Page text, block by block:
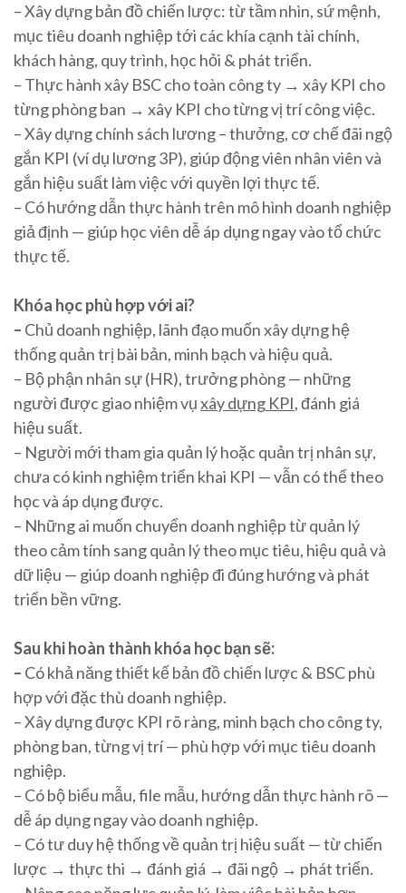
– Xây dựng bản đồ chiến lược: từ tầm nhìn, sứ mệnh,
mục tiêu doanh nghiệp tới các khía cạnh tài chính,
khách hàng, quy trình, học hỏi & phát triển.
– Thực hành xây BSC cho toàn công ty → xây KPI cho
từng phòng ban → xây KPI cho từng vị trí công việc.
– Xây dựng chính sách lương – thưởng, cơ chế đãi ngộ
gắn KPI (ví dụ lương 3P), giúp động viên nhân viên và
gắn hiệu suất làm việc với quyền lợi thực tế.
– Có hướng dẫn thực hành trên mô hình doanh nghiệp
giả định — giúp học viên dễ áp dụng ngay vào tổ chức
thực tế.
Khóa học phù hợp với ai?
– Chủ doanh nghiệp, lãnh đạo muốn xây dựng hệ
thống quản trị bài bản, minh bạch và hiệu quả.
– Bộ phận nhân sự (HR), trưởng phòng — những
người được giao nhiệm vụxây dựng KPI, đánh giá
hiệu suất.
– Người mới tham gia quản lý hoặc quản trị nhân sự,
chưa có kinh nghiệm triển khai KPI — vẫn có thể theo
học và áp dụng được.
– Những ai muốn chuyển doanh nghiệp từ quản lý
theo cảm tính sang quản lý theo mục tiêu, hiệu quả và
dữ liệu — giúp doanh nghiệp đi đúng hướng và phát
triển bền vững.
Sau khi hoàn thành khóa học bạn sẽ:
– Có khả năng thiết kế bản đồ chiến lược & BSC phù
hợp với đặc thù doanh nghiệp.
– Xây dựng được KPI rõ ràng, minh bạch cho công ty,
phòng ban, từng vị trí — phù hợp với mục tiêu doanh
nghiệp.
– Có bộ biểu mẫu, file mẫu, hướng dẫn thực hành rõ —
dễ áp dụng ngay vào doanh nghiệp.
– Có tư duy hệ thống về quản trị hiệu suất — từ chiến
lược → thực thi → đánh giá → đãi ngộ → phát triển.